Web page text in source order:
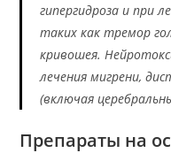
гипергидроза и при
таких как тремор
кривошея.
лечения мигрени,
(включая
Препараты на